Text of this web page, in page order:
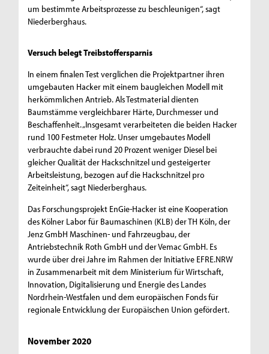
um bestimmte Arbeitsprozesse zu beschleunigen“, sagt
Niederberghaus.
Versuch belegt Treibstoffersparnis
In einem finalen Test verglichen die Projektpartner ihren
umgebauten Hacker mit einem baugleichen Modell mit
herkömmlichen Antrieb. Als Testmaterial dienten
Baumstämme vergleichbarer Härte, Durchmesser und
Beschaffenheit. „Insgesamt verarbeiteten die beiden Hacker
rund 100 Festmeter Holz. Unser umgebautes Modell
verbrauchte dabei rund 20 Prozent weniger Diesel bei
gleicher Qualität der Hackschnitzel und gesteigerter
Arbeitsleistung, bezogen auf die Hackschnitzel pro
Zeiteinheit“, sagt Niederberghaus.
Das Forschungsprojekt EnGie-Hacker ist eine Kooperation
des Kölner Labor für Baumaschinen (KLB) der TH Köln, der
Jenz GmbH Maschinen- und Fahrzeugbau, der
Antriebstechnik Roth GmbH und der Vemac GmbH. Es
wurde über drei Jahre im Rahmen der Initiative EFRE.NRW
in Zusammenarbeit mit dem Ministerium für Wirtschaft,
Innovation, Digitalisierung und Energie des Landes
Nordrhein-Westfalen und dem europäischen Fonds für
regionale Entwicklung der Europäischen Union gefördert.
November 2020